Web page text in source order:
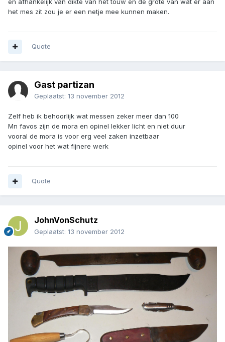
en afhankelijk van dikte van het touw en de grote van wat er aan
het mes zit zou je er een netje mee kunnen maken.
Quote
Gast partizan
Geplaatst: 13 november 2012
Zelf heb ik behoorlijk wat messen zeker meer dan 100
Mn favos zijn de mora en opinel lekker licht en niet duur
vooral de mora is voor erg veel zaken inzetbaar
opinel voor het wat fijnere werk
Quote
JohnVonSchutz
Geplaatst: 13 november 2012